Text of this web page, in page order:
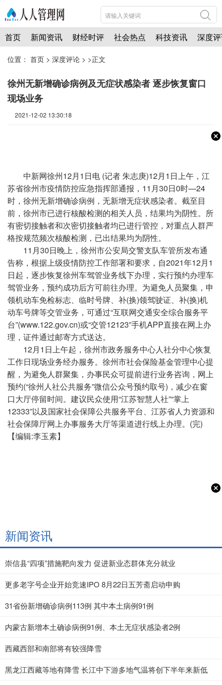
首页 新闻资讯 财经时评 社会热点 科技资讯 深度
位置： 首页 > 深度评论 > >正文
徐州无新增确诊病例及无症状感染者 逐步恢复窗口
现场业务
2021-12-02 13:30:18
中新网徐州12月1日电 (记者 朱志庚)12月1日上午，江
苏省徐州市疫情防控应急指挥部通报，11月30日0时—24
时，徐州无新增确诊病例，无新增无症状感染者。截至目
前，徐州市已进行核酸检测的相关人员，结果均为阴性。所
有密切接触者和次密切接触者均已进行管控，对重点人群严
格按规范频次核酸检测，已出结果均为阴性。
11月30日晚上，徐州市公安局交警支队车管所发布通
告称，根据上级疫情防控工作部署和要求，自2021年12月1
日起，逐步恢复徐州车驾管业务线下办理，实行预约办理车
驾管业务，预约成功后方可前往办理。为避免人员聚集，申
领机动车免检标志、临时号牌、补(换)领驾驶证、补(换)机
动车号牌等交管业务，可通过“互联网交通安全综合服务平
台”(www.122.gov.cn)或“交管12123”手机APP直接在网上办
理，证件通过邮寄方式送达。
12月1日上午起，徐州市政务服务中心人社分中心恢复
工作日现场业务经办服务。徐州市社会保险基金管理中心提
醒，为避免人群聚集，办事民众可提前进行业务咨询，网上
预约(“徐州人社公共服务”微信公众号预约取号)，减少在窗
口大厅停留时间。建议民众使用“江苏智慧人社”“掌上
12333”以及国家社会保障公共服务平台、江苏省人力资源和
社会保障厅网上办事服务大厅等渠道进行线上办理。(完)
【编辑:李玉素】
新闻资讯
崇信县“四项”措施靶向发力 促进新业态群体充分就业
更多老字号企业开始竞速IPO 8月22日五芳斋启动申购
31省份新增确诊病例113例 其中本土病例91例
内蒙古新增本土确诊病例91例、本土无症状感染者2例
西藏西部和南部将有较强降雪
黑龙江西藏等地有降雪 长江中下游多地气温将创下半年来新低